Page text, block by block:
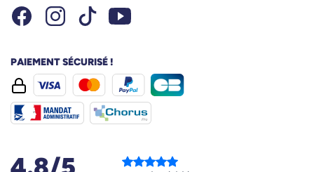
FacebookInstagramTiktok Youtube
PAIEMENT SÉCURISÉ !